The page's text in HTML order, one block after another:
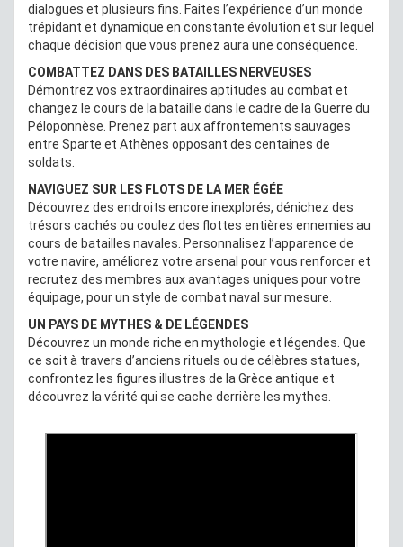
dialogues et plusieurs fins. Faites l’expérience d’un monde
trépidant et dynamique en constante évolution et sur lequel
chaque décision que vous prenez aura une conséquence.
COMBATTEZ DANS DES BATAILLES NERVEUSES
Démontrez vos extraordinaires aptitudes au combat et
changez le cours de la bataille dans le cadre de la Guerre du
Péloponnèse. Prenez part aux affrontements sauvages
entre Sparte et Athènes opposant des centaines de
soldats.
NAVIGUEZ SUR LES FLOTS DE LA MER ÉGÉE
Découvrez des endroits encore inexplorés, dénichez des
trésors cachés ou coulez des flottes entières ennemies au
cours de batailles navales. Personnalisez l’apparence de
votre navire, améliorez votre arsenal pour vous renforcer et
recrutez des membres aux avantages uniques pour votre
équipage, pour un style de combat naval sur mesure.
UN PAYS DE MYTHES & DE LÉGENDES
Découvrez un monde riche en mythologie et légendes. Que
ce soit à travers d’anciens rituels ou de célèbres statues,
confrontez les figures illustres de la Grèce antique et
découvrez la vérité qui se cache derrière les mythes.